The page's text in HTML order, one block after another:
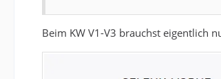
Beim KW V1-V3 brauchst eigentlich